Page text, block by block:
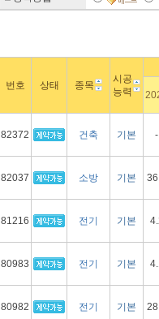
번호 상태 종목
시공
능력
82372 건축 기본 -
82037 소방 기본
81216 전기 기본
80983 전기 기본
80982 전기 기본